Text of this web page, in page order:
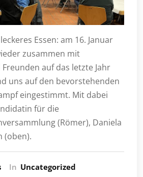
Essen: am 16. Januar
zusammen mit
auf das letzte Jahr
uns auf den bevorstehenden
eingestimmt. Mit dabei
für die
(Römer), Daniela
(oben).
In Uncategorized